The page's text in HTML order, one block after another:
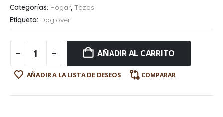
Categorías: Hogar, Tazas
Etiqueta: Doglover
AÑADIR AL CARRITO
AÑADIR A LA LISTA DE DESEOS COMPARAR